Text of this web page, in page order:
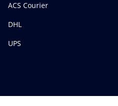
ACS Courier
DHL
UPS